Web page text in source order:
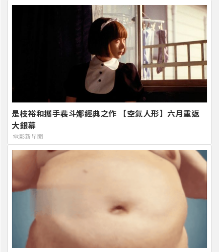
是枝裕和攜手裴斗娜經典之作 【空氣人形】六月重返
大銀幕
電影新星聞